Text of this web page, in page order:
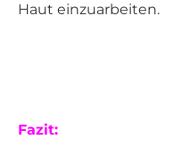
Haut einzuarbeiten.
Fazit: